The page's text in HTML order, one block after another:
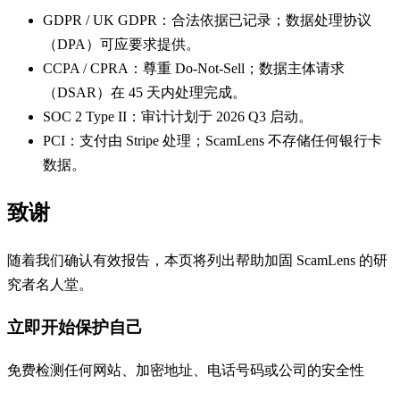
GDPR / UK GDPR：合法依据已记录；数据处理协议
（DPA）可应要求提供。
CCPA / CPRA：尊重 Do-Not-Sell；数据主体请求
（DSAR）在 45 天内处理完成。
SOC 2 Type II：审计计划于 2026 Q3 启动。
PCI：支付由 Stripe 处理；ScamLens 不存储任何银行卡
数据。
致谢
随着我们确认有效报告，本页将列出帮助加固 ScamLens 的研
究者名人堂。
立即开始保护自己
免费检测任何网站、加密地址、电话号码或公司的安全性